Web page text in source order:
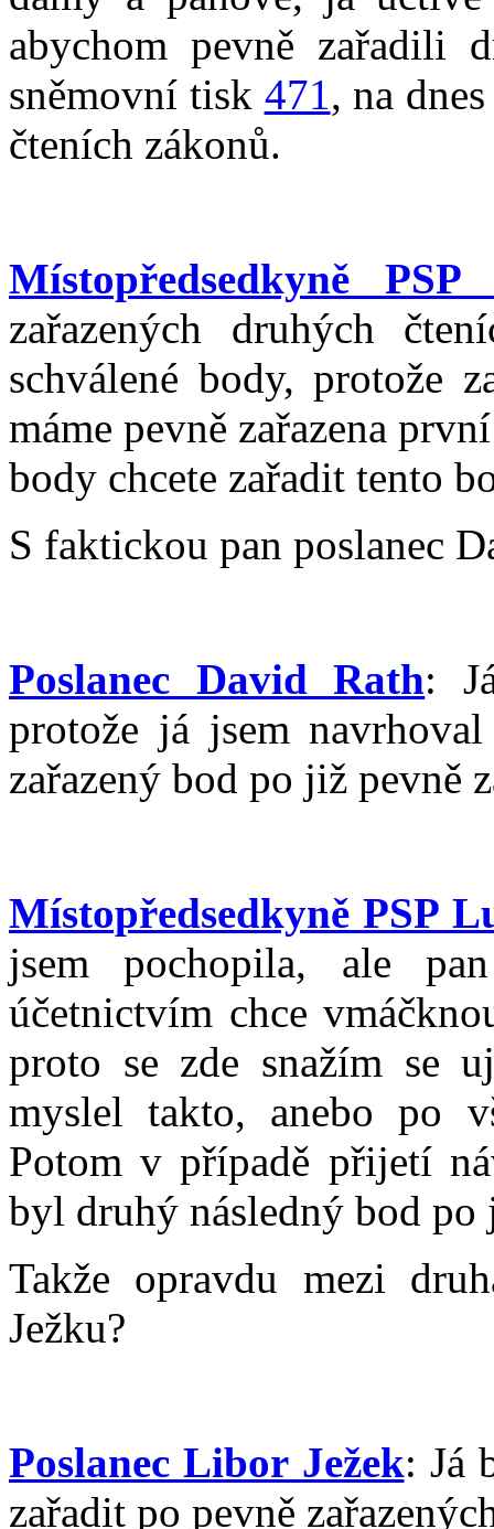
abychom pevně zařadili
sněmovní tisk 471, na
čteních zákonů.
Místopředsedkyně
zařazených druhých
schválené body, protože
máme pevně zařazena
body chcete zařadit tento
S faktickou pan poslanec
Poslanec David Rath:
protože já jsem
zařazený bod po již pevně
Místopředsedkyně PSP
jsem pochopila, ale
účetnictvím chce
proto se zde snažím se
myslel takto, anebo po
Potom v případě přijetí
byl druhý následný bod po
Takže opravdu mezi
Ježku?
Poslanec Libor Ježek: Já
zařadit po pevně